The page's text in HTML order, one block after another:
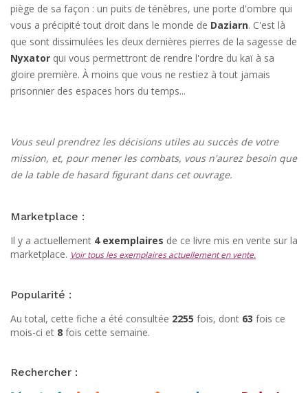
piège de sa façon : un puits de ténèbres, une porte d'ombre qui
vous a précipité tout droit dans le monde de Daziarn. C'est là
que sont dissimulées les deux dernières pierres de la sagesse de
Nyxator qui vous permettront de rendre l'ordre du kaï à sa
gloire première. À moins que vous ne restiez à tout jamais
prisonnier des espaces hors du temps...
Vous seul prendrez les décisions utiles au succès de votre
mission, et, pour mener les combats, vous n'aurez besoin que
de la table de hasard figurant dans cet ouvrage.
Marketplace :
Il y a actuellement 4 exemplaires de ce livre mis en vente sur la
marketplace. Voir tous les exemplaires actuellement en vente.
Popularité :
Au total, cette fiche a été consultée 2255 fois, dont 63 fois ce
mois-ci et 8 fois cette semaine.
Rechercher :